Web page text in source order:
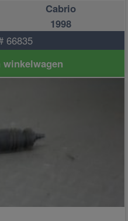
Cabrio
1998
66835
winkelwagen